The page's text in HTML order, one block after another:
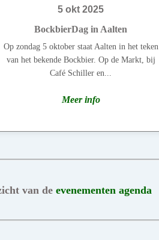
5 okt 2025
BockbierDag in Aalten
Op zondag 5 oktober staat Aalten in het teken
van het bekende Bockbier. Op de Markt, bij
Café Schiller en...
Meer info
van de evenementen agenda